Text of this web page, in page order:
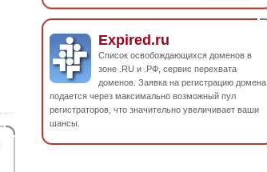
Expired.ru
Список освобождающихся доменов в
зоне .RU и .РФ, сервис перехвата
доменов. Заявка на регистрацию домена
подается через максимально возможный пул
регистраторов, что значительно увеличивает ваши
шансы.